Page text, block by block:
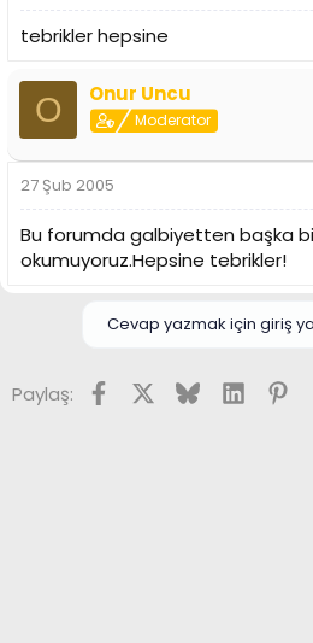
tebrikler hepsine
O Onur Uncu
Moderator
27 Şub 2005
Bu forumda galbiyetten başka
okumuyoruz.Hepsine tebrikler!
Cevap yazmak için giriş
Paylaş: FacebookX (Twitter)
BlueskyLinkedIn